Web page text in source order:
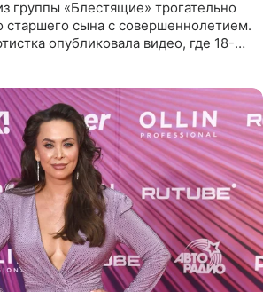
группы «Блестящие» трогательно
старшего сына с совершеннолетием.
опубликовала видео, где 18-